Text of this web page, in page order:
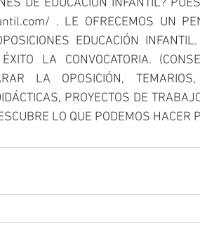
DE EDUCACIÓN INFANTIL?
. LE OFRECEMOS UN
EDUCACIÓN
LA CONVOCATORIA.
LA OPOSICIÓN, TEMARIOS,
PROYECTOS DE
LO QUE PODEMOS HACER